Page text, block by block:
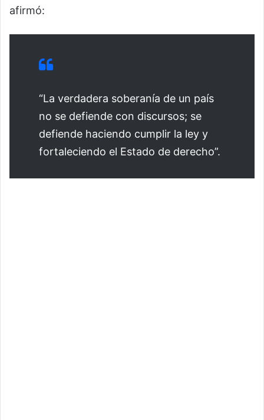
afirmó:
“La verdadera soberanía de un país
no se defiende con discursos; se
defiende haciendo cumplir la ley y
fortaleciendo el Estado de derecho”.